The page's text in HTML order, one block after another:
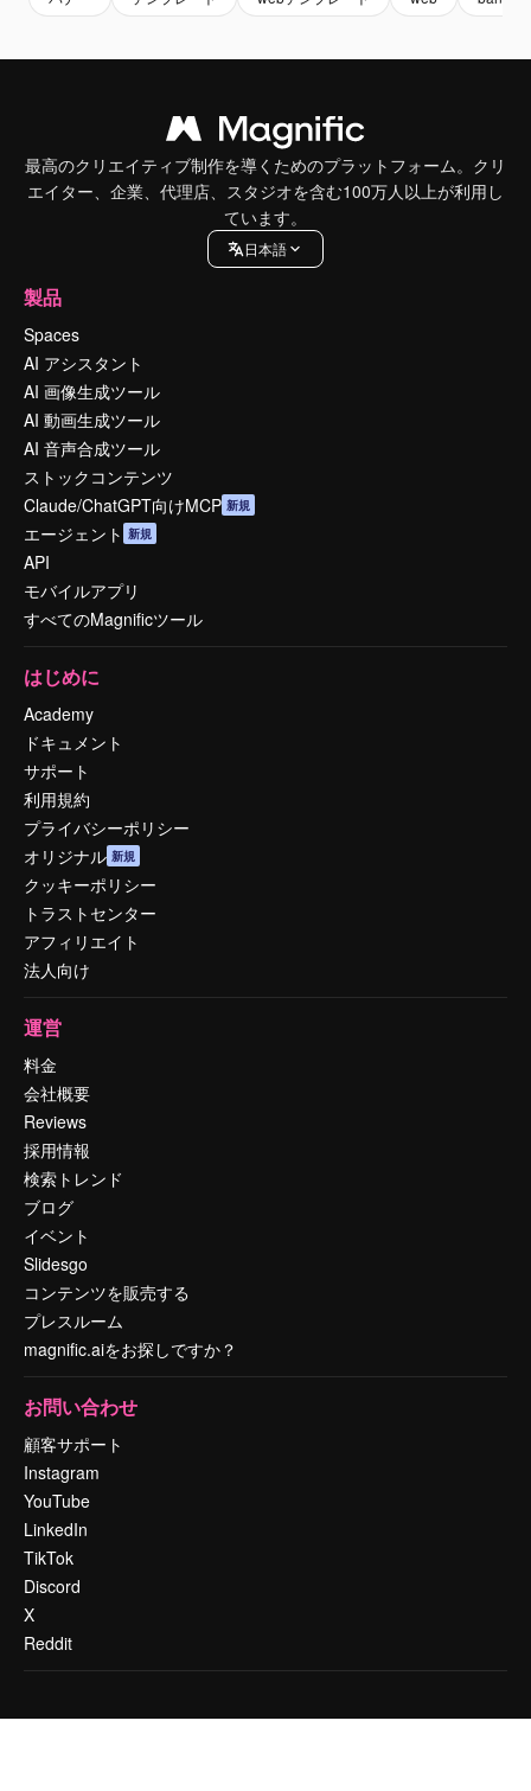
最高のクリエイティブ制作を導くためのプラットフォーム。クリ
エイター、企業、代理店、スタジオを含む100万人以上が利用し
ています。
日本語
製品
Spaces
AI アシスタント
AI 画像生成ツール
AI 動画生成ツール
AI 音声合成ツール
ストックコンテンツ
Claude/ChatGPT向けMCP 新規
エージェント 新規
API
モバイルアプリ
すべてのMagnificツール
はじめに
Academy
ドキュメント
サポート
利用規約
プライバシーポリシー
オリジナル 新規
クッキーポリシー
トラストセンター
アフィリエイト
法人向け
運営
料金
会社概要
Reviews
採用情報
検索トレンド
ブログ
イベント
Slidesgo
コンテンツを販売する
プレスルーム
magnific.aiをお探しですか？
お問い合わせ
顧客サポート
Instagram
YouTube
LinkedIn
TikTok
Discord
X
Reddit